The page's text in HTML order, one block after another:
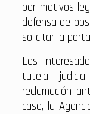
por motivos
defensa de
solicitar la
Los
tutela
reclamación
caso, la